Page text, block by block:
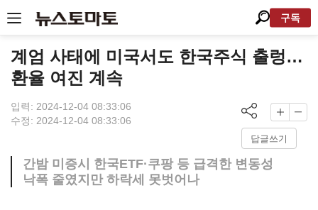
구독
계엄 사태에 미국서도 한국주식 출렁…
환율 여진 계속
입력: 2024-12-04 08:33:06
수정: 2024-12-04 08:33:06
답글쓰기
간밤 미증시 한국ETF·쿠팡 등 급격한 변동성
낙폭 줄였지만 하락세 못벗어나